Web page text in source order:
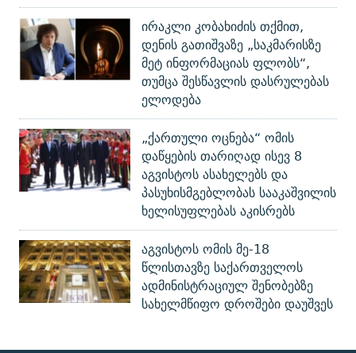
ირაკლი კობახიძის თქმით,
დენის გათიშვაზე „საკმარისზე
მეტ ინფორმაციას ფლობს“,
თუმცა შესწავლის დასრულებას
ელოდება
„ქართული ოცნება“ ომის
დაწყების თარიღად ისევ 8
აგვისტოს ასახელებს და
პასუხისმგებლობას სააკაშვილის
ხელისუფლებას აკისრებს
აგვისტოს ომის მე-18
წლისთავზე საქართველოს
ადმინისტრაციულ შენობებზე
სახელმწიფო დროშები დაუშვეს